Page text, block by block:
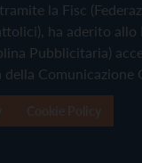
la Fisc
ha aderito allo
Pubblicitaria)
Comunicazione